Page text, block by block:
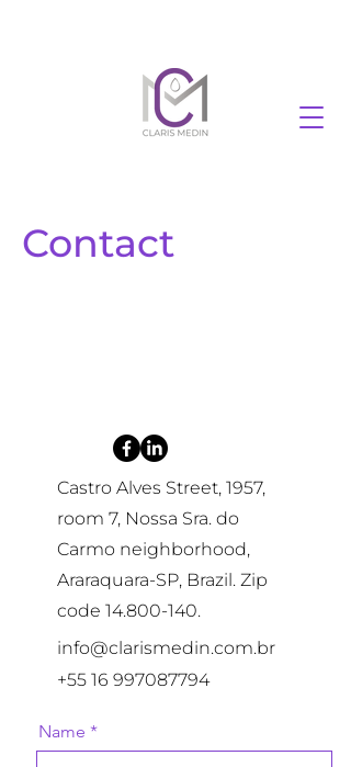
Contact
Castro Alves Street, 1957,
room 7, Nossa Sra. do
Carmo neighborhood,
Araraquara-SP, Brazil. Zip
code 14.800-140.
info@clarismedin.com.br
+55 16 997087794
Name